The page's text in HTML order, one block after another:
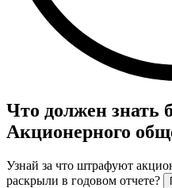
Что должен знать
Акционерного
Узнай за что штрафуют
раскрыли в годовом отчете?